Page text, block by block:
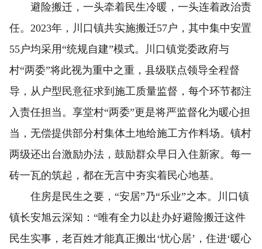
避险搬迁，一头牵着民生冷暖，一头连着政治责
任。2023年，川口镇共实施搬迁57户，其中集中安置
55户均采用“统规自建”模式。川口镇党委政府与
村“两委”将此视为重中之重，县级联点领导全程督
导，从户型民意征求到施工质量监督，每个环节都注
入责任担当。享堂村“两委”更是将严监督化为暖心担
当，无偿提供部分村集体土地给施工方作料场。镇村
两级还出台激励办法，鼓励群众早日入住新家。每一
砖一瓦的筑起，都在无言中夯实着民心地基。
住房是民生之要，“安居”乃“乐业”之本。川口镇
镇长安旭云深知：“唯有全力以赴办好避险搬迁这件
民生实事，老百姓才能真正搬出‘忧心居’，住进‘暖心